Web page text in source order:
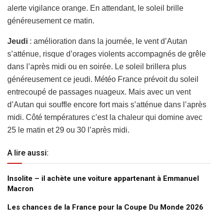
alerte vigilance orange. En attendant, le soleil brille
généreusement ce matin.
Jeudi : amélioration dans la journée, le vent d’Autan
s’atténue, risque d’orages violents accompagnés de grêle
dans l’après midi ou en soirée. Le soleil brillera plus
généreusement ce jeudi. Météo France prévoit du soleil
entrecoupé de passages nuageux. Mais avec un vent
d’Autan qui souffle encore fort mais s’atténue dans l’après
midi. Côté températures c’est la chaleur qui domine avec
25 le matin et 29 ou 30 l’après midi.
A lire aussi:
Insolite – il achète une voiture appartenant à Emmanuel
Macron
Les chances de la France pour la Coupe Du Monde 2026